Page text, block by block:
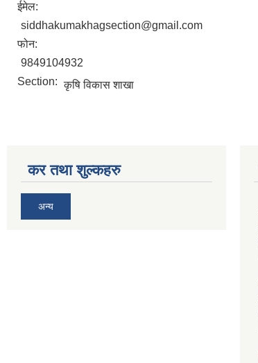
ईमेल:
siddhakumakhagsection@gmail.com
फोन:
9849104932
Section: कृषि विकास शाखा
कर तथा शुल्कहरु
अन्य